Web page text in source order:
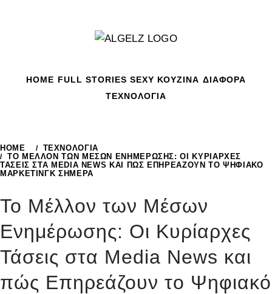
HOME FULL STORIES SEXY ΚΟΥΖΙΝΑ ΔΙΑΦΟΡΑ
ΤΕΧΝΟΛΟΓΙΑ
HOME
ΤΕΧΝΟΛΟΓΙΑ
ΤΟ ΜΈΛΛΟΝ ΤΩΝ ΜΈΣΩΝ ΕΝΗΜΈΡΩΣΗΣ: ΟΙ ΚΥΡΊΑΡΧΕΣ
ΤΆΣΕΙΣ ΣΤΑ MEDIA NEWS ΚΑΙ ΠΏΣ ΕΠΗΡΕΆΖΟΥΝ ΤΟ ΨΗΦΙΑΚΌ
ΜΆΡΚΕΤΙΝΓΚ ΣΉΜΕΡΑ
Το Μέλλον των Μέσων
Ενημέρωσης: Οι Κυρίαρχες
Τάσεις στα Media News και
πώς Επηρεάζουν το Ψηφιακό